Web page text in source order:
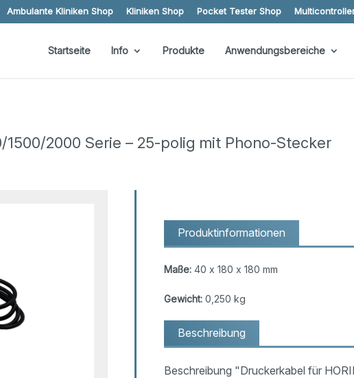
Ambulante Kliniken Shop Kliniken Shop Pocket Tester Shop
Startseite Info Produkte Anwendungsbereiche
2000 Serie – 25-polig mit Phono-Stecker
Produktinformationen
Maße:40 x 180 x 180 mm
Gewicht:0,250 kg
Beschreibung
Beschreibung "Druckerkabel für